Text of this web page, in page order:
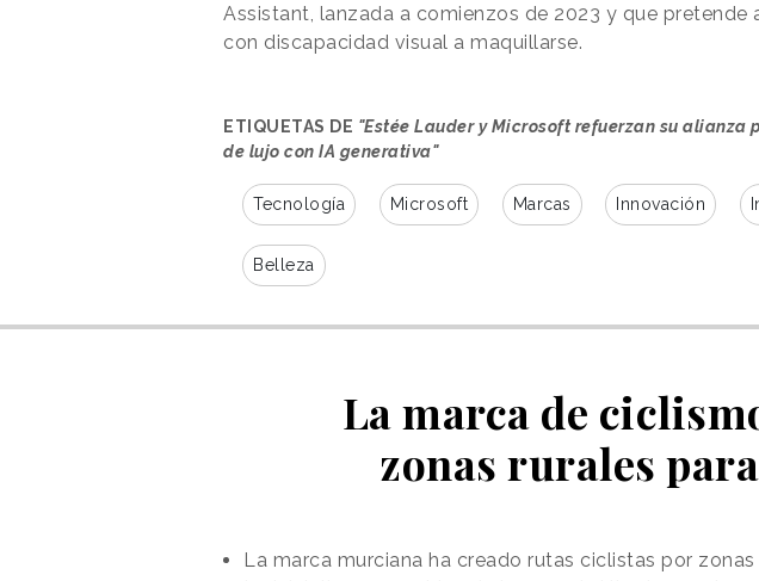
Assistant, lanzada a comienzos de 2023 y que pretende
con discapacidad visual a maquillarse.
ETIQUETAS DE "Estée Lauder y Microsoft refuerzan su alianza
de lujo con IA generativa"
Tecnología Microsoft Marcas Innovación
Belleza
La marca de
zonas rurales
La marca murciana ha creado rutas ciclistas por